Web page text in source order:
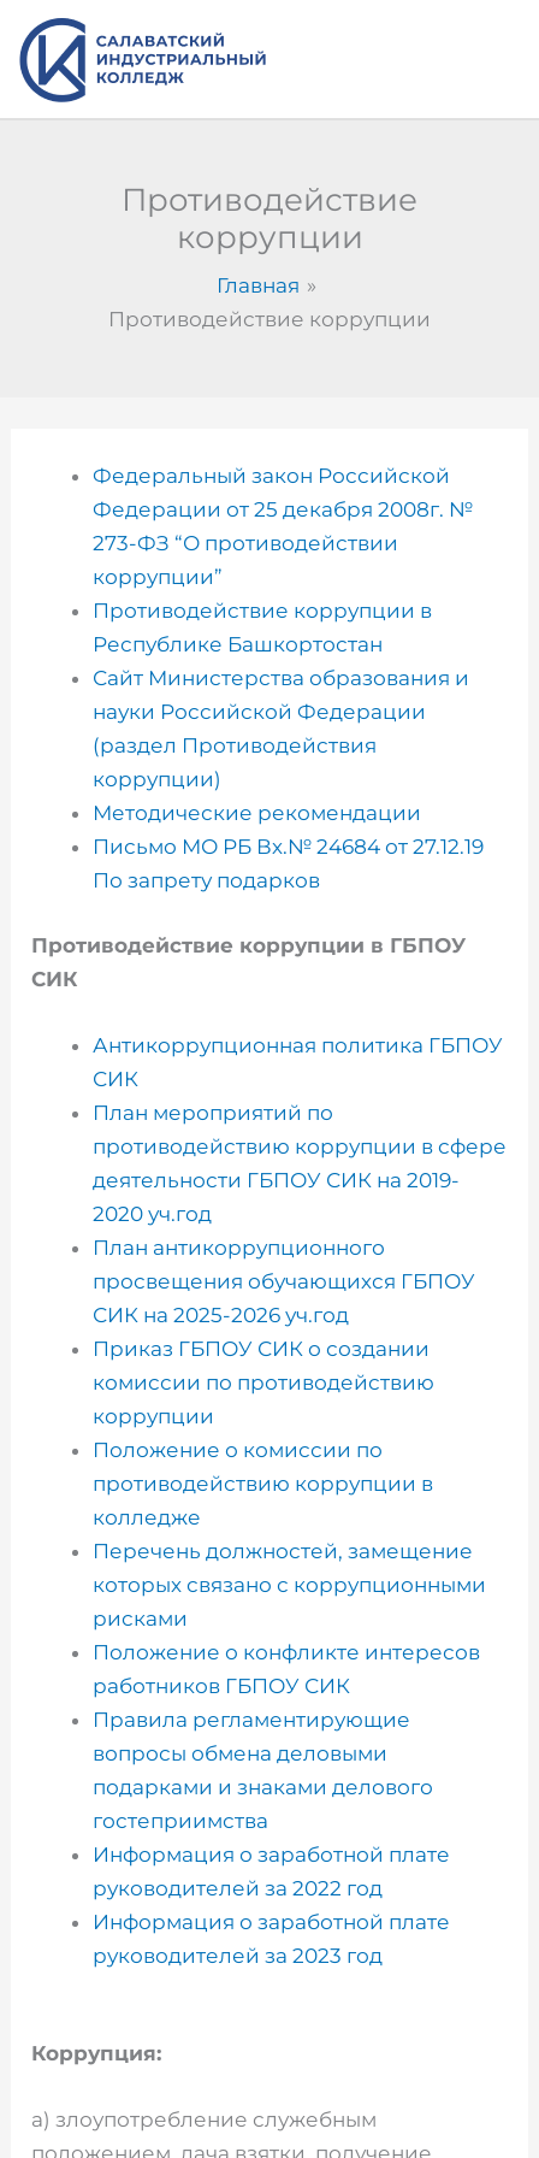
Перейти
содержимому
Противодействие
коррупции
Главная
Противодействие коррупции
Федеральный закон Российской
Федерации от 25 декабря 2008г. №
273-ФЗ “О противодействии
коррупции”
Противодействие коррупции в
Республике Башкортостан
Сайт Министерства образования и
науки Российской Федерации
(раздел Противодействия
коррупции)
Методические рекомендации
Письмо МО РБ Вх.№ 24684 от 27.12.19
По запрету подарков
Противодействие коррупции в ГБПОУ
СИК
Антикоррупционная политика ГБПОУ
СИК
План мероприятий по
противодействию коррупции в сфере
деятельности ГБПОУ СИК на 2019-
2020 уч.год
План антикоррупционного
просвещения обучающихся ГБПОУ
СИК на 2025-2026 уч.год
Приказ ГБПОУ СИК о создании
комиссии по противодействию
коррупции
Положение о комиссии по
противодействию коррупции в
колледже
Перечень должностей, замещение
которых связано с коррупционными
рисками
Положение о конфликте интересов
работников ГБПОУ СИК
Правила регламентирующие
вопросы обмена деловыми
подарками и знаками делового
гостеприимства
Информация о заработной плате
руководителей за 2022 год
Информация о заработной плате
руководителей за 2023 год
Коррупция:
а) злоупотребление служебным